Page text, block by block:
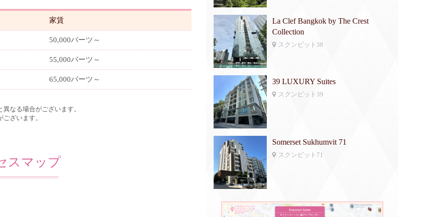
家賃
50,000バーツ～
55,000バーツ～
65,000バーツ～
なる場合がございます。
ざいます。
スマップ
La Clef Bangkok by The Crest
Collection
スクンビット38
39 LUXURY Suites
スクンビット39
Somerset Sukhumvit 71
スクンビット71